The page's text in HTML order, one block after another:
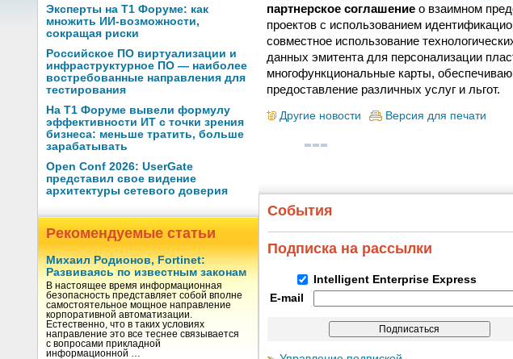
Эксперты на Т1 Форуме: как
множить ИИ-возможности,
сокращая риски
Российское ПО виртуализации и
инфраструктурное ПО — наиболее
востребованные направления для
тестирования
На Т1 Форуме вывели формулу
эффективности ИТ с точки зрения
бизнеса: меньше тратить, больше
зарабатывать
Open Conf 2026: UserGate
представил свое видение
архитектуры сетевого доверия
Рекомендуемые статьи
Михаил Родионов, Fortinet:
Развиваясь по известным законам
В настоящее время информационная
безопасность представляет собой вполне
самостоятельное мощное направление
корпоративной автоматизации.
Естественно, что в таких условиях
направление это все теснее связывается
с вопросами прикладной
информационной …
партнерское соглашение о взаимном
проектов с использованием
совместное использование
данных эмитента для персонализации
многофункциональные карты,
предоставление различных услуг и льгот.
Другие новости Версия для печати
События
Подписка на рассылки
Intelligent Enterprise Express
E-mail